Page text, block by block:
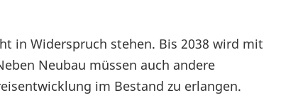
in Widerspruch stehen. Bis 2038 wird mit
Neubau müssen auch andere
im Bestand zu erlangen.